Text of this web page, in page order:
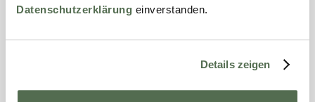
Datenschutzerklärung einverstanden.
Details zeigen